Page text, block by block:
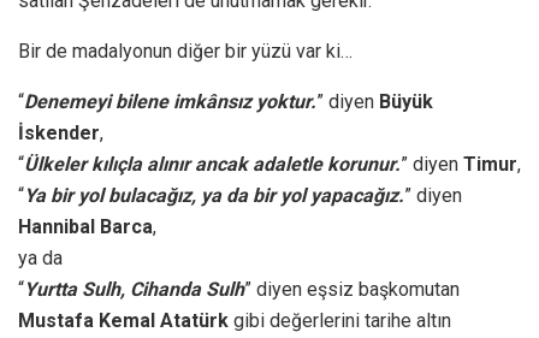
Bir de madalyonun diğer bir yüzü var ki…
“Denemeyi bilene imkânsız yoktur.” diyen Büyük
İskender,
“Ülkeler kılıçla alınır ancak adaletle korunur.” diyen Timur,
“Ya bir yol bulacağız, ya da bir yol yapacağız.” diyen
Hannibal Barca,
ya da
“Yurtta Sulh, Cihanda Sulh” diyen eşsiz başkomutan
Mustafa Kemal Atatürk gibi değerlerini tarihe altın